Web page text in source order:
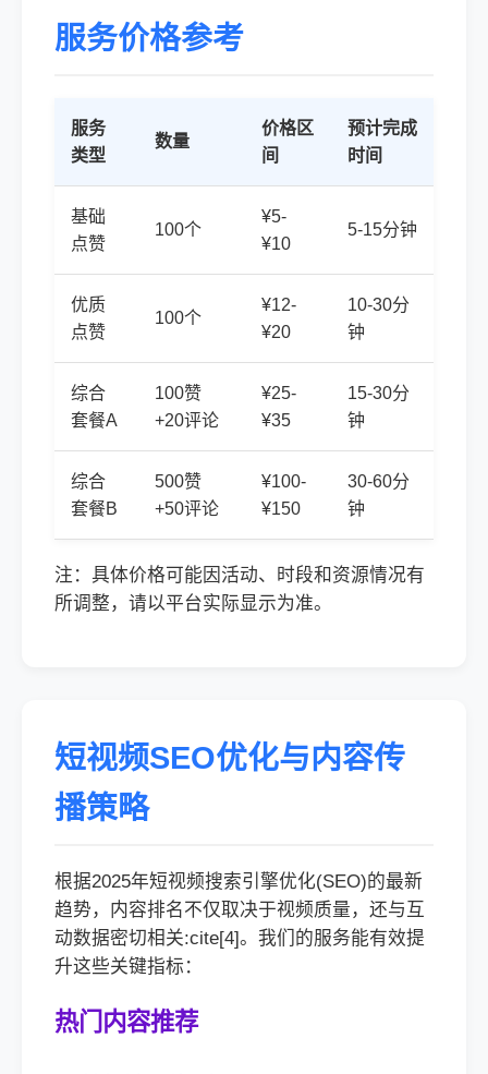
服务价格参考
服务
类型
数量
价格区
间
预计完成
时间
基础
点赞
100个
¥5-
¥10
5-15分钟
优质
点赞
100个
¥12-
¥20
10-30分
钟
综合
套餐A
100赞
+20评论
¥25-
¥35
15-30分
钟
综合
套餐B
500赞
+50评论
¥100-
¥150
30-60分
钟
注：具体价格可能因活动、时段和资源情况有
所调整，请以平台实际显示为准。
短视频SEO优化与内容传
播策略
根据2025年短视频搜索引擎优化(SEO)的最新
趋势，内容排名不仅取决于视频质量，还与互
动数据密切相关:cite[4]。我们的服务能有效提
升这些关键指标：
热门内容推荐